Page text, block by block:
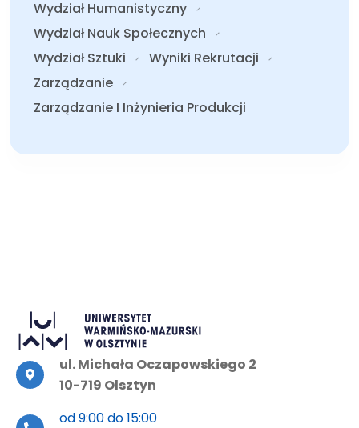
Wydział Humanistyczny
Wydział Nauk Społecznych
Wydział Sztuki
Wyniki Rekrutacji
Zarządzanie
Zarządzanie I Inżynieria Produkcji
ul. Michała Oczapowskiego 2
10-719 Olsztyn
od 9:00 do 15:00